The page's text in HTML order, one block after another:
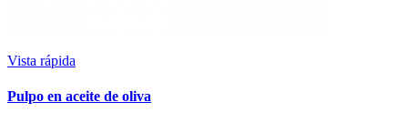
Vista rápida
Pulpo en aceite de oliva